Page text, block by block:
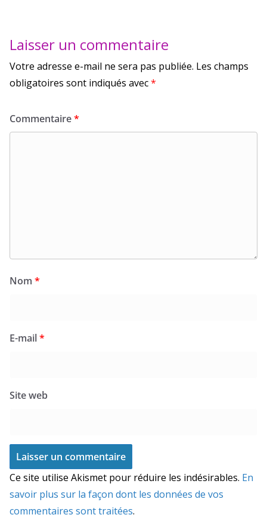
Laisser un commentaire
Votre adresse e-mail ne sera pas publiée. Les champs
obligatoires sont indiqués avec*
Commentaire*
Nom *
E-mail*
Site web
Ce site utilise Akismet pour réduire les indésirables. En
savoir plus sur la façon dont les données de vos
commentaires sont traitées.